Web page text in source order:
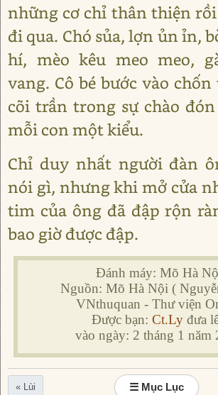
những cơ chỉ thân thiện rồi
đi qua. Chó sủa, lợn ủn ỉn,
hí, mèo kêu meo meo,
vang. Cô bé bước vào
cõi trần trong sự chào
mỗi con một kiểu.
Chỉ duy nhất người đàn
nói gì, nhưng khi mở cửa
tim của ông đã đập rộn
bao giờ được đập.
Đánh máy: Mõ Hà
Nguồn: Mõ Hà Nội (
VNthuquan - Thư viện
Được bạn: Ct.Ly đưa
vào ngày: 2 tháng 1 năm
« Lùi ☰ Mục Lục